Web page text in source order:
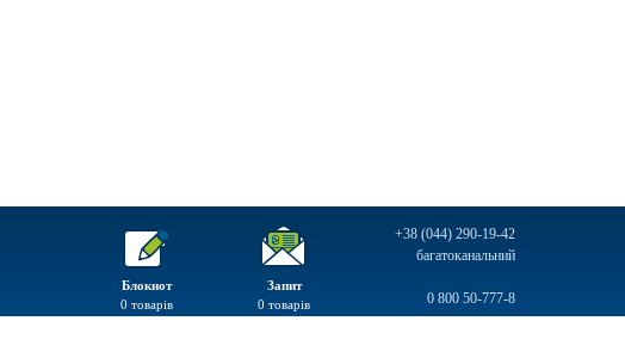
+38 (044) 290-19-42
багатоканальний
0 800 50-777-8
Запит
0 товарів
Блокнот
0 товарів